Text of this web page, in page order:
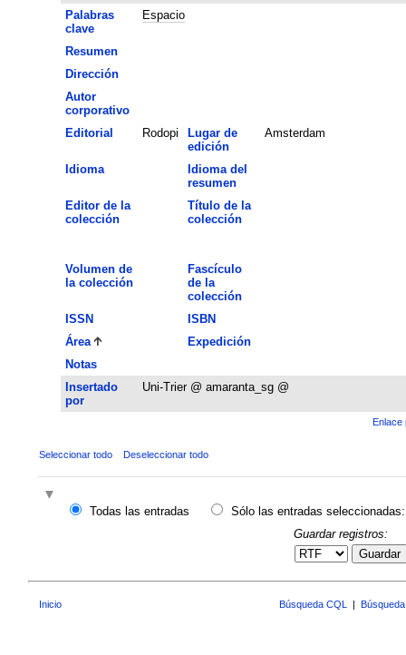
Palabras
clave
Espacio
Resumen
Dirección
Autor
corporativo
Editorial
Rodopi
Lugar de
edición
Amsterdam
Idioma
Idioma del
resumen
Editor de la
colección
Título de la
colección
Volumen de
la colección
Fascículo
de la
colección
ISSN
ISBN
Área
Expedición
Notas
Insertado
por
Uni-Trier @ amaranta_sg @
Enlace
Seleccionar todo Deseleccionar todo
Todas las entradas
Sólo las entradas seleccionadas:
Guardar registros:
Guardar
Inicio Búsqueda CQL